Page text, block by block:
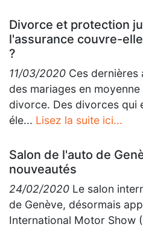
Divorce et protection
l'assurance couvre-
?
11/03/2020 Ces dernières
des mariages en
divorce. Des divorces qui
éle... Lisez la suite ici...
Salon de l'auto de
nouveautés
24/02/2020 Le salon
de Genève, désormais
International Motor Show